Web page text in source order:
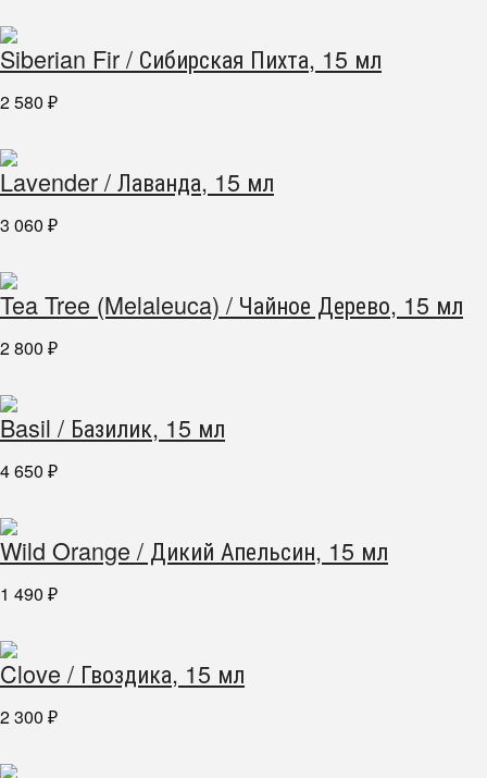
Siberian Fir / Сибирская Пихта, 15 мл
2 580 ₽
Lavender / Лаванда, 15 мл
3 060 ₽
Tea Tree (Melaleuca) / Чайное Дерево, 15 мл
2 800 ₽
Basil / Базилик, 15 мл
4 650 ₽
Wild Orange / Дикий Апельсин, 15 мл
1 490 ₽
Clove / Гвоздика, 15 мл
2 300 ₽